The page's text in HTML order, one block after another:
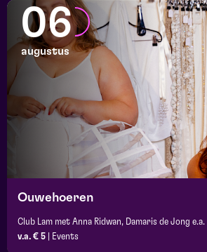
genre
series en selecties
06
augustus
Ouwehoeren
Club Lam met Anna Ridwan, Damaris de Jong e.a.
v.a. € 5
Events